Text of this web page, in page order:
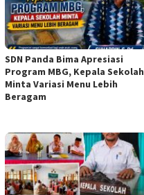
SDN Panda Bima Apresiasi
Program MBG, Kepala Sekolah
Minta Variasi Menu Lebih
Beragam